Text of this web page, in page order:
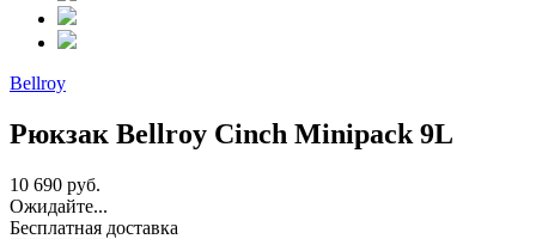
Bellroy
Рюкзак Bellroy Cinch Minipack 9L
10 690 руб.
Ожидайте...
Бесплатная доставка